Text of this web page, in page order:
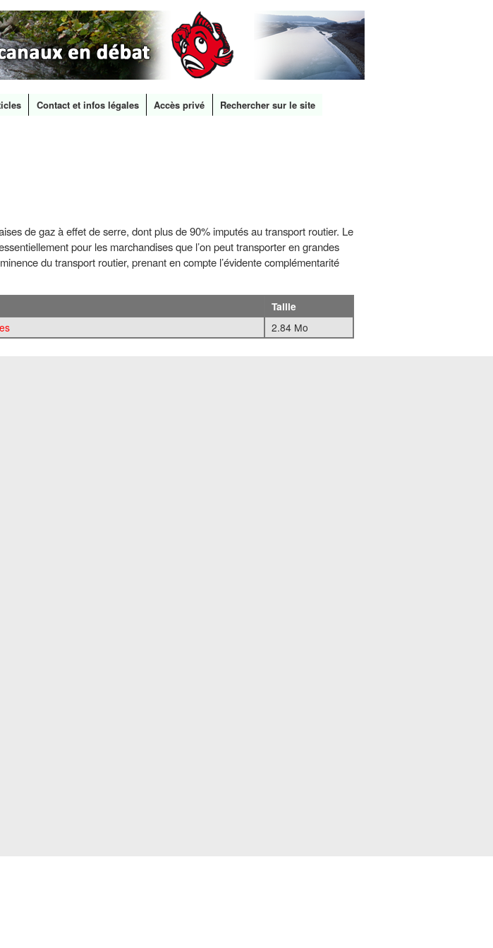
Contact et infos légales Accès privé Rechercher sur le site
de gaz à effet de serre, dont plus de 90% imputés au transport routier. Le
pour les marchandises que l’on peut transporter en grandes
du transport routier, prenant en compte l’évidente complémentarité
Taille
2.84 Mo